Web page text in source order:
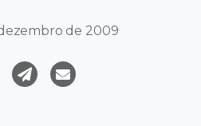
de 2009